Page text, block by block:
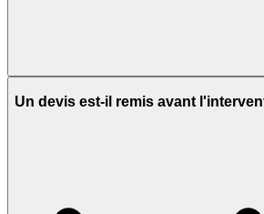
Un devis est-il remis avant